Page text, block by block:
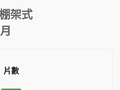
架式
片數